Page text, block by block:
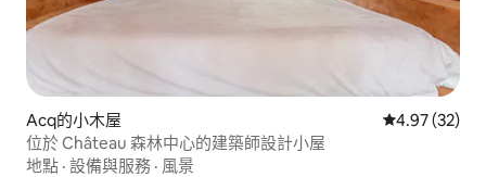
Acq的小木屋 從 32 則評價
4.97 (32)
位於 Château 森林中心的建築師設計小屋
地點 · 設備與服務 · 風景